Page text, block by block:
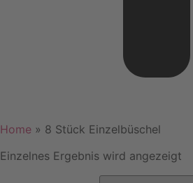
Home » 8 Stück Einzelbüschel
Einzelnes Ergebnis wird angezeigt